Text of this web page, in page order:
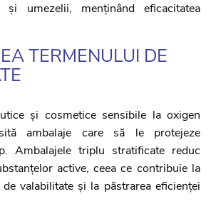
și umezelii, menținând eficacitatea
TERMENULUI DE
și cosmetice sensibile la oxigen
ambalaje care să le protejeze
Ambalajele triplu stratificate reduc
active, ceea ce contribuie la
valabilitate și la păstrarea eficienței